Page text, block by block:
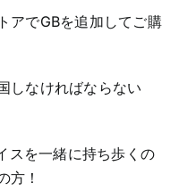
アでGBを追加してご購
しなければならない
スを一緒に持ち歩くの
方！